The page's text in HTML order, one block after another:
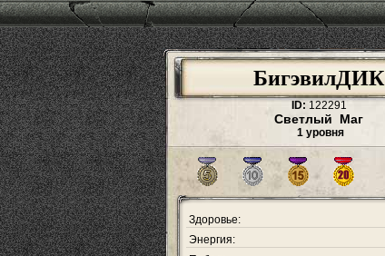
БигэвилДИК
ID: 122291
Светлый Маг
1 уровня
Здоровье:
Энергия: